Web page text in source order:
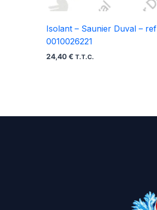
Isolant – Saunier Duval – ref
0010026221
24,40€ T.T.C.